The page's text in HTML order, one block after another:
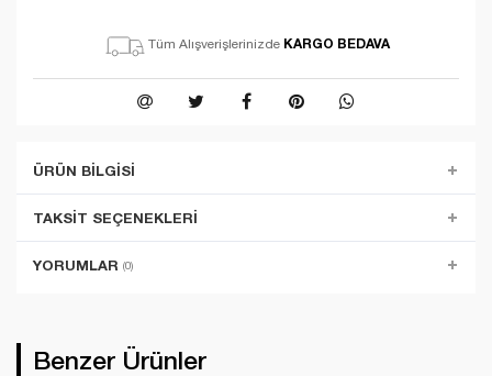
Tüm Alışverişlerinizde KARGO BEDAVA
ÜRÜN BILGISI
TAKSIT SEÇENEKLERI
YORUMLAR (0)
Benzer Ürünler